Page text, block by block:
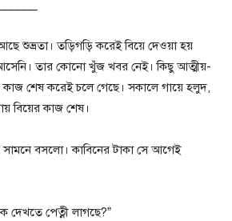
শুভ্রতা। তড়িগড়ি করেই বিয়ে দেওয়া হয়
তার কোনো খুঁজ খবর নেই। কিছু আত্মীয়-
কাজ শেষ করেই চলে গেছে। সকালে গায়ে হলুদ,
বিয়ের কাজ শেষ।
বসলো। কাবিনের টাকা সে আগেই
দেখতে পেত্নী লাগছে?”